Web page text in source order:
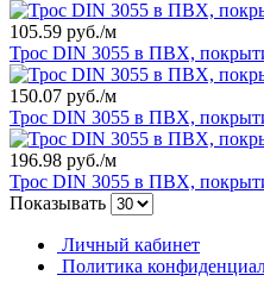
105.59 руб./м
Трос DIN 3055 в ПВХ,
150.07 руб./м
Трос DIN 3055 в ПВХ,
196.98 руб./м
Трос DIN 3055 в ПВХ,
Показывать
Личный кабинет
Политика